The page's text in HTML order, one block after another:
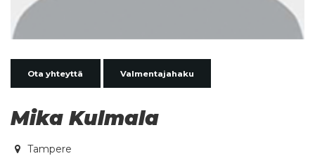
Ota yhteyttä Valmentajahaku
Mika Kulmala
Tampere